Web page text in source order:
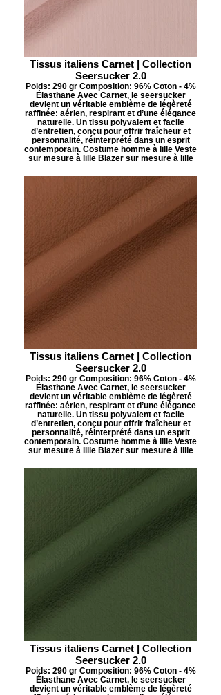
Tissus italiens Carnet | Collection
Seersucker 2.0
Poids: 290 gr Composition: 96% Coton - 4%
Élasthane Avec Carnet, le seersucker
devient un véritable emblème de légèreté
raffinée: aérien, respirant et d’une élégance
naturelle. Un tissu polyvalent et facile
d’entretien, conçu pour offrir fraîcheur et
personnalité, réinterprété dans un esprit
contemporain. Costume homme à lille Veste
sur mesure à lille Blazer sur mesure à lille
Tissus italiens Carnet | Collection
Seersucker 2.0
Poids: 290 gr Composition: 96% Coton - 4%
Élasthane Avec Carnet, le seersucker
devient un véritable emblème de légèreté
raffinée: aérien, respirant et d’une élégance
naturelle. Un tissu polyvalent et facile
d’entretien, conçu pour offrir fraîcheur et
personnalité, réinterprété dans un esprit
contemporain. Costume homme à lille Veste
sur mesure à lille Blazer sur mesure à lille
Tissus italiens Carnet | Collection
Seersucker 2.0
Poids: 290 gr Composition: 96% Coton - 4%
Élasthane Avec Carnet, le seersucker
devient un véritable emblème de légèreté